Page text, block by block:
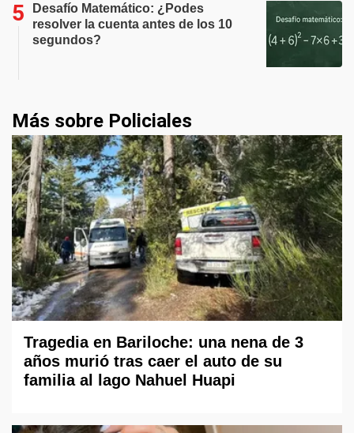
Desafío Matemático: ¿Podes
resolver la cuenta antes de los 10
segundos?
Más sobre Policiales
Tragedia en Bariloche: una nena de 3
años murió tras caer el auto de su
familia al lago Nahuel Huapi